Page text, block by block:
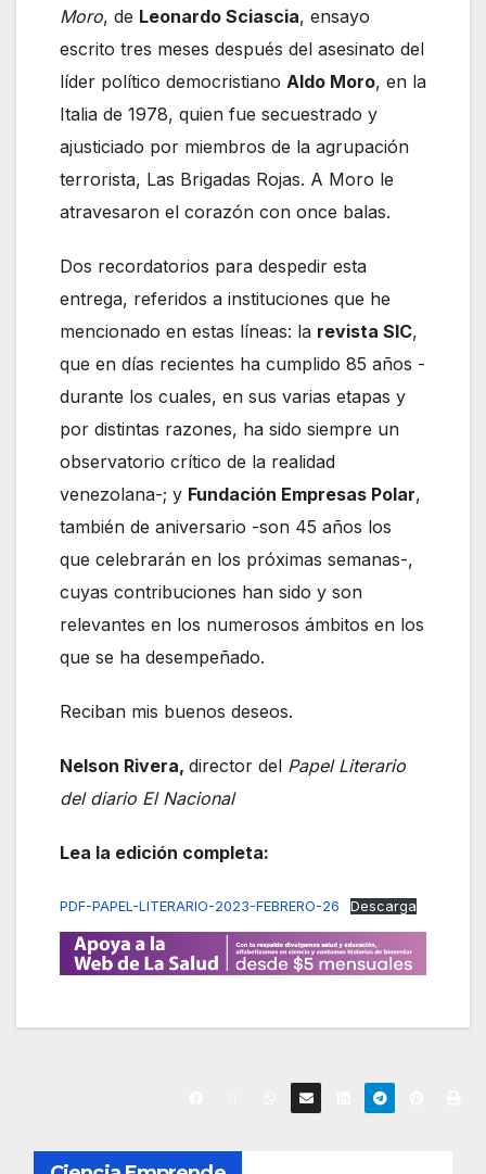
Moro, de Leonardo Sciascia, ensayo
escrito tres meses después del asesinato del
líder político democristiano Aldo Moro, en la
Italia de 1978, quien fue secuestrado y
ajusticiado por miembros de la agrupación
terrorista, Las Brigadas Rojas. A Moro le
atravesaron el corazón con once balas.
Dos recordatorios para despedir esta
entrega, referidos a instituciones que he
mencionado en estas líneas: la revista SIC,
que en días recientes ha cumplido 85 años -
durante los cuales, en sus varias etapas y
por distintas razones, ha sido siempre un
observatorio crítico de la realidad
venezolana-; y Fundación Empresas Polar,
también de aniversario -son 45 años los
que celebrarán en los próximas semanas-,
cuyas contribuciones han sido y son
relevantes en los numerosos ámbitos en los
que se ha desempeñado.
Reciban mis buenos deseos.
Nelson Rivera, director del Papel Literario
del diario El Nacional
Lea la edición completa:
PDF-PAPEL-LITERARIO-2023-FEBRERO-26 Descarga
N